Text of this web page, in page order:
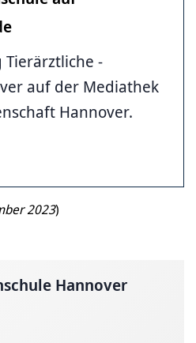
­Tierärztliche
auf der Mediathek
Hannover.
2023)
Hannover